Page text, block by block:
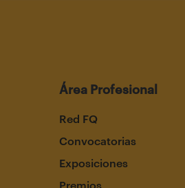
Área Profesional
Red FQ
Convocatorias
Exposiciones
Premios